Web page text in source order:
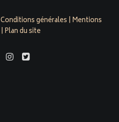
Conditions générales | Mentions
| Plan du site